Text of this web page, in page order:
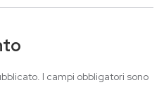
I campi obbligatori sono